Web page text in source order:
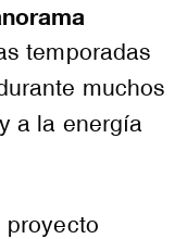
temporadas
muchos
a la energía
proyecto